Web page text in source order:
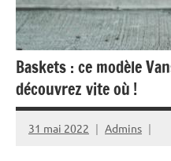
Baskets : ce modèle
découvrez vite où !
31 mai 2022 Admins